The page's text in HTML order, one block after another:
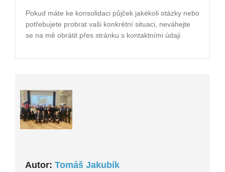
Pokud máte ke konsolidaci půjček jakékoli otázky nebo
potřebujete probrat vaši konkrétní situaci, neváhejte
se na mě obrátit přes stránku s kontaktními údaji.
Autor: Tomáš Jakubík